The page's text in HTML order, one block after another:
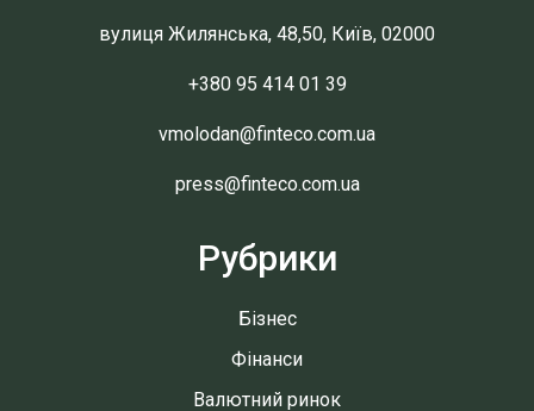
вулиця Жилянська, 48,50, Київ, 02000
+380 95 414 01 39
vmolodan@finteco.com.ua
press@finteco.com.ua
Рубрики
Бізнес
Фінанси
Валютний ринок